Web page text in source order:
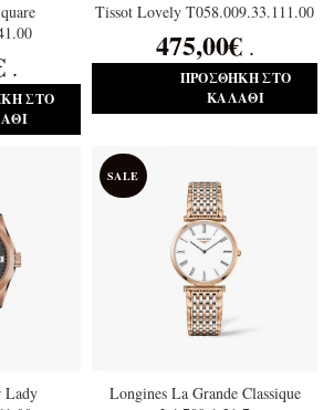
.
ΣΤΟ
Tissot Lovely T058.009.33.111.00
475,00€ .
ΠΡΟΣΘΉΚΗ ΣΤΟ
ΚΑΛΆΘΙ
Lady
SALE
Longines La Grande Classique